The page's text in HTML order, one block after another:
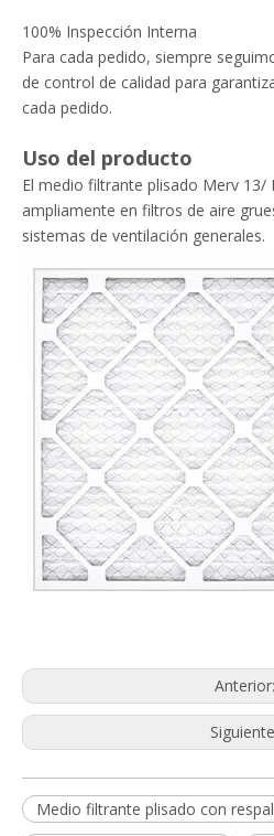
100% Inspección Interna
Para cada pedido, siempre
de control de calidad para
cada pedido.
Uso del producto
El medio filtrante plisado Merv 13/
ampliamente en filtros de aire
sistemas de ventilación generales.
Anterior:
Medio filtrante plisado con